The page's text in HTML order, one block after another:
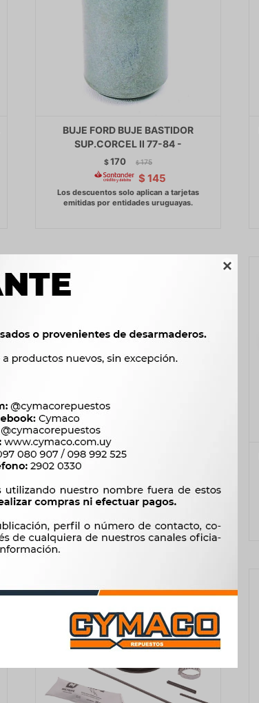

BUJE FORD BUJE BASTIDOR
SUP.CORCEL II 77-84 -
$170 $ 175
$ 145
BOMBA AGUA RENAULT 12 1.3 1.4 8V
$ 1.472 $ 1.508
$1.251